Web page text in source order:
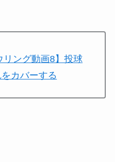
リング動画8】投球
カバーする